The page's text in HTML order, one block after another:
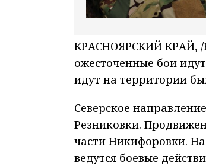
КРАСНОЯРСКИЙ КРАЙ, /
ожесточенные бои
идут на территории
Северское
Резниковки.
части Никифоровки.
ведутся боевые